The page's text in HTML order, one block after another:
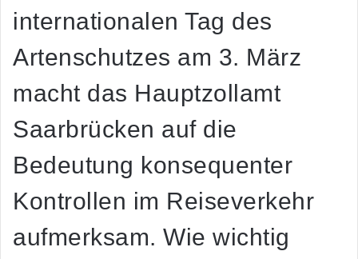
internationalen Tag des
Artenschutzes am 3. März
macht das Hauptzollamt
Saarbrücken auf die
Bedeutung konsequenter
Kontrollen im Reiseverkehr
aufmerksam. Wie wichtig